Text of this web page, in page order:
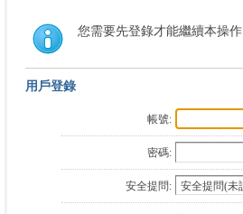
索
您需要先登錄才能繼續本操作
用戶登錄
帳號:
密碼:
安全提問: